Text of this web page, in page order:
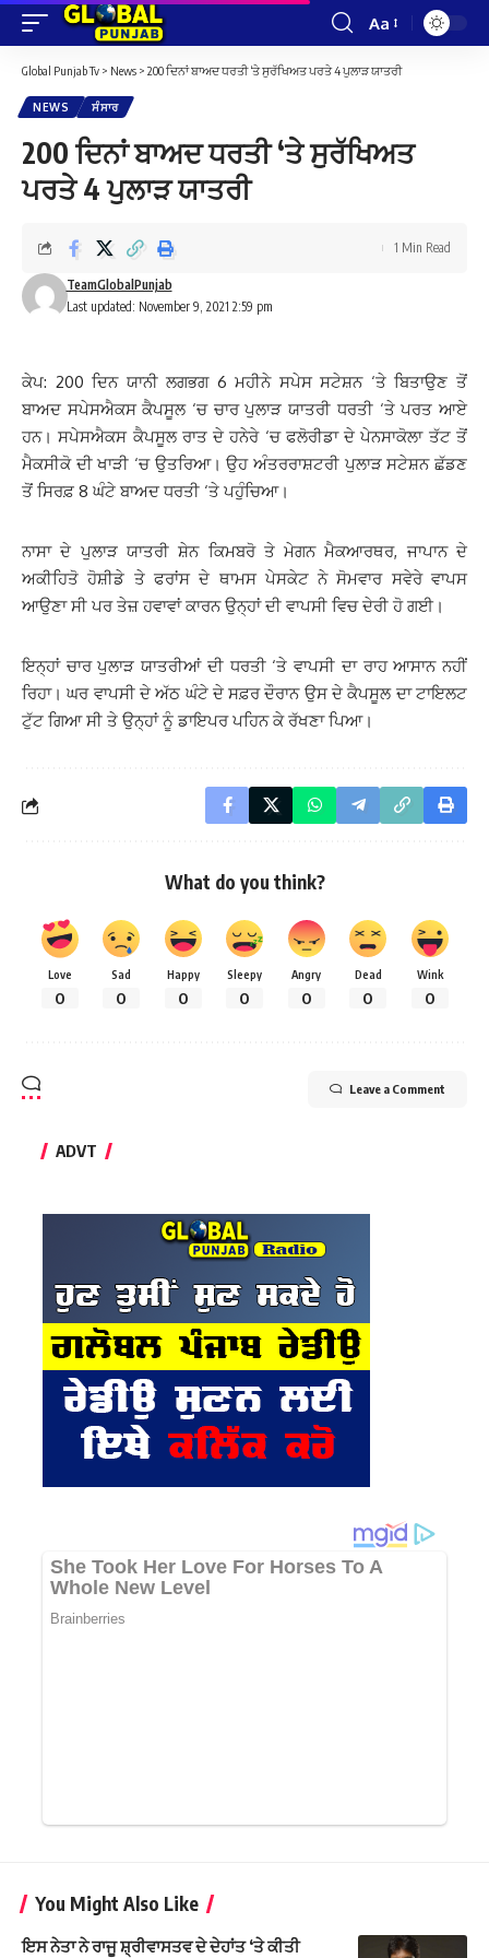
Font
Resizer
Aa
Global Punjab Tv > News > 200 ਦਿਨਾਂ ਬਾਅਦ ਧਰਤੀ ‘ਤੇ ਸੁਰੱਖਿਅਤ ਪਰਤੇ 4 ਪੁਲਾੜ ਯਾਤਰੀ
NEWS ਸੰਸਾਰ
200 ਦਿਨਾਂ ਬਾਅਦ ਧਰਤੀ ‘ਤੇ ਸੁਰੱਖਿਅਤ
ਪਰਤੇ 4 ਪੁਲਾੜ ਯਾਤਰੀ
Last updated: November 9, 2021 2:59 pm
TeamGlobalPunjab
1 Min Read
ਕੇਪ: 200 ਦਿਨ ਯਾਨੀ ਲਗਭਗ 6 ਮਹੀਨੇ ਸਪੇਸ ਸਟੇਸ਼ਨ ‘ਤੇ ਬਿਤਾਉਣ ਤੋਂ
ਬਾਅਦ ਸਪੇਸਐਕਸ ਕੈਪਸੂਲ ‘ਚ ਚਾਰ ਪੁਲਾੜ ਯਾਤਰੀ ਧਰਤੀ ‘ਤੇ ਪਰਤ ਆਏ
ਹਨ। ਸਪੇਸਐਕਸ ਕੈਪਸੂਲ ਰਾਤ ਦੇ ਹਨੇਰੇ ‘ਚ ਫਲੋਰੀਡਾ ਦੇ ਪੇਨਸਾਕੋਲਾ ਤੱਟ ਤੋਂ
ਮੈਕਸੀਕੋ ਦੀ ਖਾੜੀ ‘ਚ ਉਤਰਿਆ। ਉਹ ਅੰਤਰਰਾਸ਼ਟਰੀ ਪੁਲਾੜ ਸਟੇਸ਼ਨ ਛੱਡਣ
ਤੋਂ ਸਿਰਫ਼ 8 ਘੰਟੇ ਬਾਅਦ ਧਰਤੀ ‘ਤੇ ਪਹੁੰਚਿਆ।
ਨਾਸਾ ਦੇ ਪੁਲਾੜ ਯਾਤਰੀ ਸ਼ੇਨ ਕਿਮਬਰੋ ਤੇ ਮੇਗਨ ਮੈਕਆਰਥਰ, ਜਾਪਾਨ ਦੇ
ਅਕੀਹਿਤੋ ਹੋਸ਼ੀਡੇ ਤੇ ਫਰਾਂਸ ਦੇ ਥਾਮਸ ਪੇਸਕੇਟ ਨੇ ਸੋਮਵਾਰ ਸਵੇਰੇ ਵਾਪਸ
ਆਉਣਾ ਸੀ ਪਰ ਤੇਜ਼ ਹਵਾਵਾਂ ਕਾਰਨ ਉਨ੍ਹਾਂ ਦੀ ਵਾਪਸੀ ਵਿਚ ਦੇਰੀ ਹੋ ਗਈ।
ਇਨ੍ਹਾਂ ਚਾਰ ਪੁਲਾੜ ਯਾਤਰੀਆਂ ਦੀ ਧਰਤੀ ‘ਤੇ ਵਾਪਸੀ ਦਾ ਰਾਹ ਆਸਾਨ ਨਹੀਂ
ਰਿਹਾ। ਘਰ ਵਾਪਸੀ ਦੇ ਅੱਠ ਘੰਟੇ ਦੇ ਸਫ਼ਰ ਦੌਰਾਨ ਉਸ ਦੇ ਕੈਪਸੂਲ ਦਾ ਟਾਇਲਟ
ਟੁੱਟ ਗਿਆ ਸੀ ਤੇ ਉਨ੍ਹਾਂ ਨੂੰ ਡਾਇਪਰ ਪਹਿਨ ਕੇ ਰੱਖਣਾ ਪਿਆ।
What do you think?
Love
0
Sad
0
Happy
0
Sleepy
0
Angry
0
Dead
0
Wink
0
Leave a Comment
ADVT
You Might Also Like
ਇਸ ਨੇਤਾ ਨੇ ਰਾਜੂ ਸ਼੍ਰੀਵਾਸਤਵ ਦੇ ਦੇਹਾਂਤ ‘ਤੇ ਕੀਤੀ